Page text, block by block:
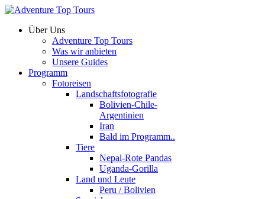
Über Uns
Adventure Top Tours
Was wir anbieten
Unsere Guides
Programm
Fotoreisen
Landschaftsfotografie
Bolivien-Chile-
Argentinien
Iran
Bald im Programm..
Tiere
Nepal-Rote Pandas
Uganda-Gorilla
Land und Leute
Peru / Bolivien